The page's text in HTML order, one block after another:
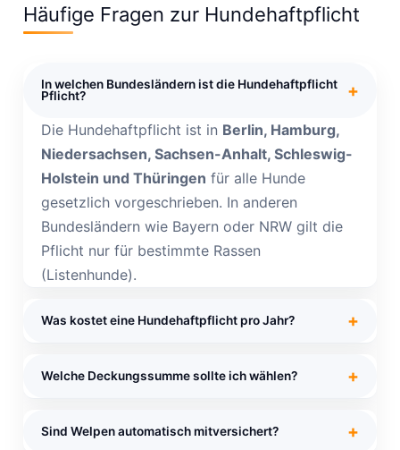
Häufige Fragen zur Hundehaftpflicht
In welchen Bundesländern ist die Hundehaftpflicht
Pflicht?
Die Hundehaftpflicht ist in Berlin, Hamburg,
Niedersachsen, Sachsen-Anhalt, Schleswig-
Holstein und Thüringen für alle Hunde
gesetzlich vorgeschrieben. In anderen
Bundesländern wie Bayern oder NRW gilt die
Pflicht nur für bestimmte Rassen
(Listenhunde).
Was kostet eine Hundehaftpflicht pro Jahr?
26€ und 80€ pro Jahr– das sind weniger als
(80-150€/Jahr). Für diesen geringen Betrag
Welche Deckungssumme sollte ich wählen?
besser 50 Millionen. Bei Personenschäden mit
Sind Welpen automatisch mitversichert?